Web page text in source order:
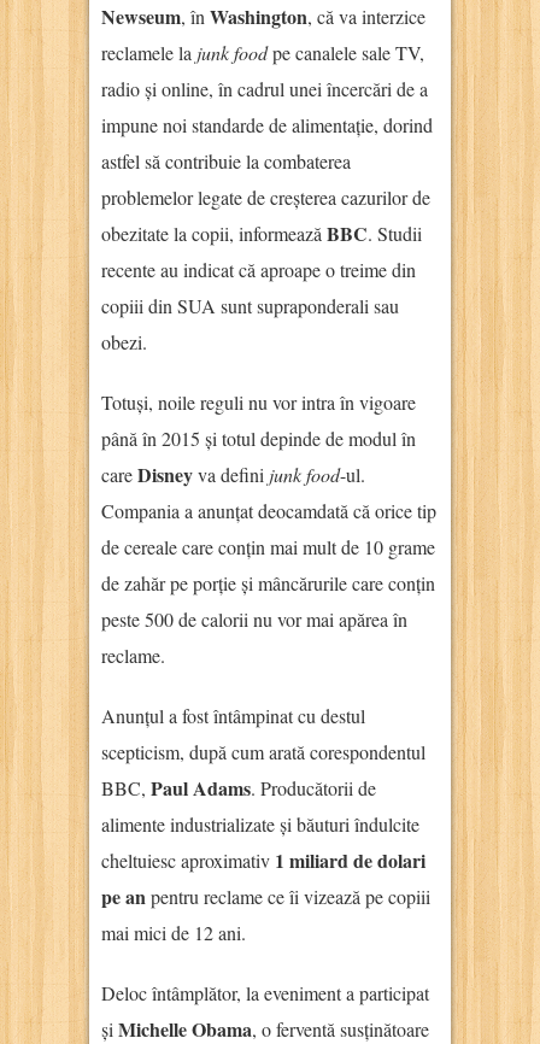
Newseum, în Washington, că va interzice
reclamele la junk foodpe canalele sale TV,
radio și online, în cadrul unei încercări de a
impune noi standarde de alimentație, dorind
astfel să contribuie la combaterea
problemelor legate de creșterea cazurilor de
obezitate la copii, informează BBC. Studii
recente au indicat că aproape o treime din
copiii din SUA sunt supraponderali sau
obezi.
Totuși, noile reguli nu vor intra în vigoare
până în 2015 și totul depinde de modul în
careDisneyva defini junk food-ul.
Compania a anunțat deocamdată că orice tip
de cereale care conțin mai mult de 10 grame
de zahăr pe porție și mâncărurile care conțin
peste 500 de calorii nu vor mai apărea în
reclame.
Anunțul a fost întâmpinat cu destul
scepticism, după cum arată corespondentul
BBC, Paul Adams. Producătorii de
alimente industrializate și băuturi îndulcite
cheltuiesc aproximativ 1 miliard de dolari
pe anpentru reclame ce îi vizează pe copiii
mai mici de 12 ani.
Deloc întâmplător, la eveniment a participat
și Michelle Obama, o ferventă susținătoare